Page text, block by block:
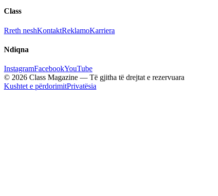
Class
Rreth neshKontaktReklamoKarriera
Ndiqna
InstagramFacebookYouTube
© 2026 Class Magazine — Të gjitha të drejtat e rezervuara
Kushtet e përdorimitPrivatësia